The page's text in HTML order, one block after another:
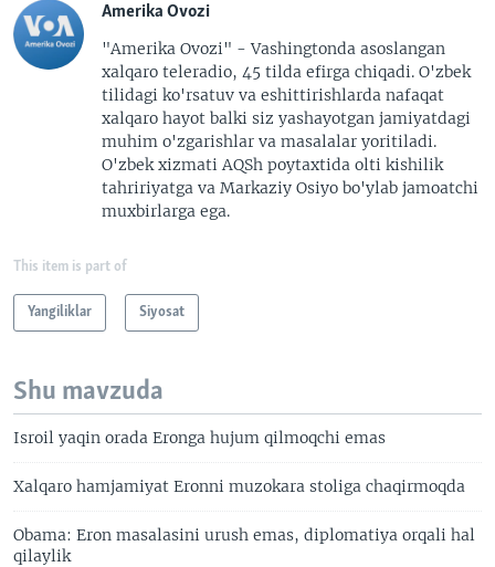
Amerika Ovozi
"Amerika Ovozi" - Vashingtonda asoslangan
xalqaro teleradio, 45 tilda efirga chiqadi. O'zbek
tilidagi ko'rsatuv va eshittirishlarda nafaqat
xalqaro hayot balki siz yashayotgan jamiyatdagi
muhim o'zgarishlar va masalalar yoritiladi.
O'zbek xizmati AQSh poytaxtida olti kishilik
tahririyatga va Markaziy Osiyo bo'ylab jamoatchi
muxbirlarga ega.
This item is part of
Yangiliklar Siyosat
Shu mavzuda
Isroil yaqin orada Eronga hujum qilmoqchi emas
Xalqaro hamjamiyat Eronni muzokara stoliga chaqirmoqda
Obama: Eron masalasini urush emas, diplomatiya orqali hal
qilaylik